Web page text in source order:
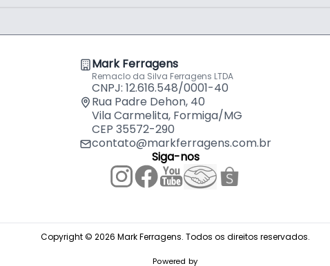
Mark Ferragens
Remaclo da Silva Ferragens LTDA
CNPJ: 12.616.548/0001-40
Rua Padre Dehon, 40
Vila Carmelita, Formiga/MG
CEP 35572-290
contato@markferragens.com.br
Siga-nos
Copyright © 2026 Mark Ferragens. Todos os direitos reservados.
Powered by